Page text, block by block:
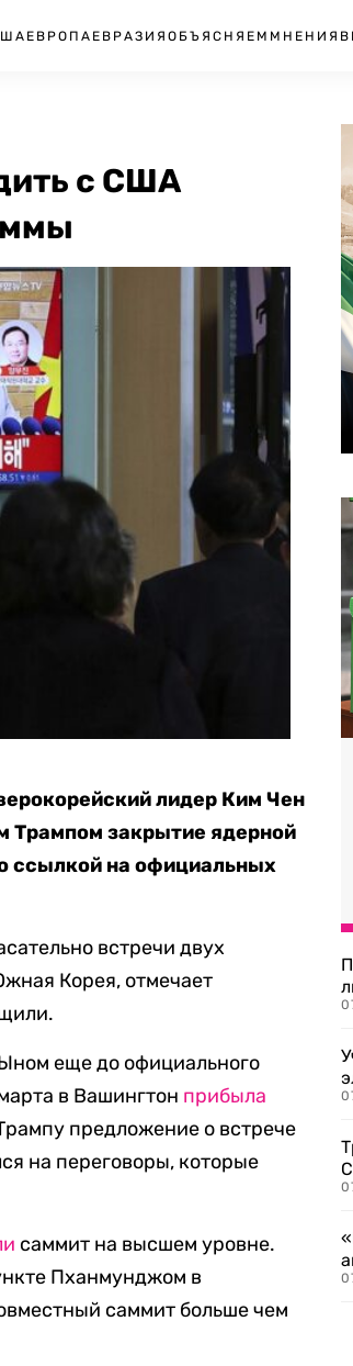
ЕВРОПА ЕВРАЗИЯ ОБЪЯСНЯЕМ МНЕНИЯ
с США
лидер Ким Чен
Трампом закрытие ядерной
ссылкой на официальных
встречи двух
Корея, отмечает
еще до официального
в Вашингтон прибыла
предложение о встрече
на переговоры, которые
саммит на высшем уровне.
Пханмунджом в
саммит больше чем